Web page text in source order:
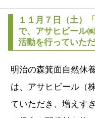
１１月７日（土）
で、アサヒビール
活動を行っていた
明治の森箕面自然休
は、アサヒビール（
ていただき、増えす